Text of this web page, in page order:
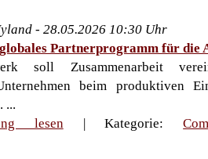
- 28.05.2026 10:30 Uhr
Partnerprogramm für die
soll Zusammenarbeit
beim produktiven
...
lesen| Kategorie: